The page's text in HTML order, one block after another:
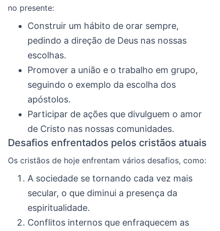
no presente:
Construir um hábito de orar sempre,
pedindo a direção de Deus nas nossas
escolhas.
Promover a união e o trabalho em grupo,
seguindo o exemplo da escolha dos
apóstolos.
Participar de ações que divulguem o amor
de Cristo nas nossas comunidades.
Desafios enfrentados pelos cristãos atuais
Os cristãos de hoje enfrentam vários desafios, como:
A sociedade se tornando cada vez mais
secular, o que diminui a presença da
espiritualidade.
Conflitos internos que enfraquecem as